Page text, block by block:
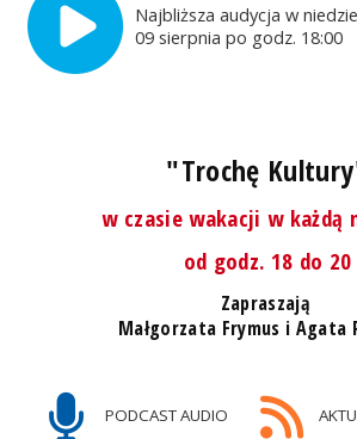
Najbliższa audycja w
09 sierpnia po godz. 18:00
"Trochę
w czasie wakacji w każdą
od godz. 18 do 20
Zapraszają
Małgorzata Frymus i Agata
PODCAST AUDIO